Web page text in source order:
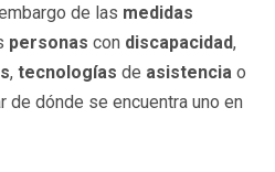
de las medidas
personas con discapacidad,
, tecnologías de asistencia o
de dónde se encuentra uno en